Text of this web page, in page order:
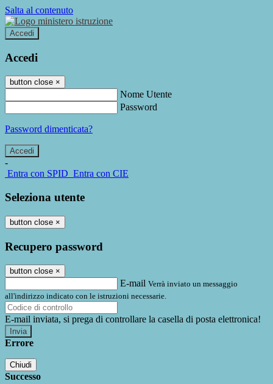
Salta al contenuto
Accedi
Accedi
button close ×
Nome Utente
Password
Password dimenticata?
-
Entra con SPID Entra con CIE
Seleziona utente
button close ×
Recupero password
button close ×
E-mail Verrà inviato un messaggio
all'indirizzo indicato con le istruzioni necessarie.
E-mail inviata, si prega di controllare la casella di posta elettronica!
Errore
Chiudi
Successo